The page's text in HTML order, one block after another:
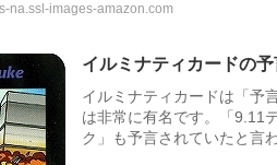
na.ssl-images-amazon.com
イルミナティカードの
イルミナティカードは「予
は非常に有名です。「9.11
ク」も予言されていたと言